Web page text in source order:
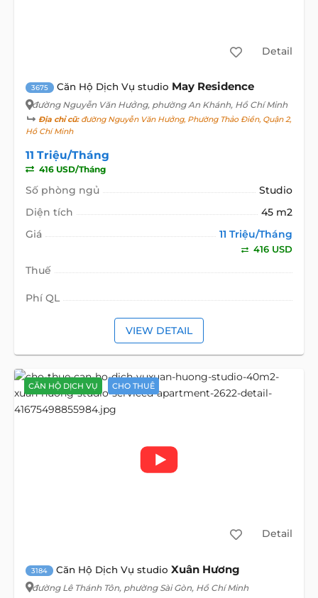
Detail
3675 Căn Hộ Dịch Vụ studio May Residence
đường Nguyễn Văn Hưởng, phường An Khánh, Hồ Chí Minh
Địa chỉ cũ:đường Nguyễn Văn Hưởng, Phường Thảo Điền, Quận 2,
Hồ Chí Minh
11 Triệu/Tháng
416 USD/Tháng
Số phòng ngủ
Studio
Diện tích
45 m2
Giá
11 Triệu/Tháng
416 USD
Thuế
Phí QL
VIEW DETAIL
CĂN HỘ DỊCH VỤ CHO THUÊ
Detail
3184 Căn Hộ Dịch Vụ studio Xuân Hương
đường Lê Thánh Tôn, phường Sài Gòn, Hồ Chí Minh